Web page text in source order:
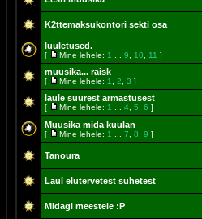
K2ttemaksukontori sekti osa
luuletused.
[ Mine lehele: 1 9 10 11 ]
muusika... raisk
[ Mine lehele: 1 2 3 ]
laule suurest armastusest
[ Mine lehele: 1 4 5 6 ]
Muusika mida kuulan
[ Mine lehele: 1 7 8 9 ]
Tanoura
Laul elutervetest suhetest
Midagi meestele :P